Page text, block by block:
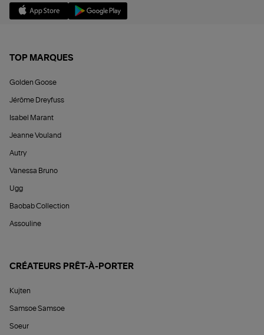
TOP MARQUES
Golden Goose
Jérôme Dreyfuss
Isabel Marant
Jeanne Vouland
Autry
Vanessa Bruno
Ugg
Baobab Collection
Assouline
CRÉATEURS PRÊT-À-PORTER
Kujten
Samsoe Samsoe
Soeur